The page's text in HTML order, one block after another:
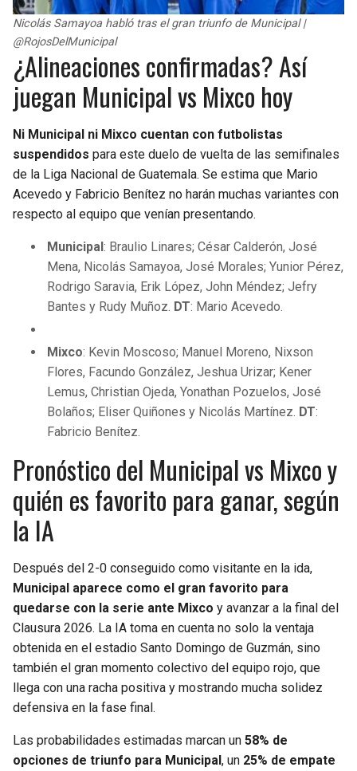
Nicolás Samayoa habló tras el gran triunfo de Municipal |
@RojosDelMunicipal
¿Alineaciones confirmadas? Así
juegan Municipal vs Mixco hoy
Ni Municipal ni Mixco cuentan con futbolistas
suspendidos para este duelo de vuelta de las semifinales
de la Liga Nacional de Guatemala. Se estima que Mario
Acevedo y Fabricio Benítez no harán muchas variantes con
respecto al equipo que venían presentando.
Municipal: Braulio Linares; César Calderón, José
Mena, Nicolás Samayoa, José Morales; Yunior Pérez,
Rodrigo Saravia, Erik López, John Méndez; Jefry
Bantes y Rudy Muñoz. DT: Mario Acevedo.
Mixco: Kevin Moscoso; Manuel Moreno, Nixson
Flores, Facundo González, Jeshua Urizar; Kener
Lemus, Christian Ojeda, Yonathan Pozuelos, José
Bolaños; Eliser Quiñones y Nicolás Martínez. DT:
Fabricio Benítez.
Pronóstico del Municipal vs Mixco y
quién es favorito para ganar, según
la IA
Después del 2-0 conseguido como visitante en la ida,
Municipal aparece como el gran favorito para
quedarse con la serie ante Mixco y avanzar a la final del
Clausura 2026. La IA toma en cuenta no solo la ventaja
obtenida en el estadio Santo Domingo de Guzmán, sino
también el gran momento colectivo del equipo rojo, que
llega con una racha positiva y mostrando mucha solidez
defensiva en la fase final.
Las probabilidades estimadas marcan un 58% de
opciones de triunfo para Municipal, un 25% de empate